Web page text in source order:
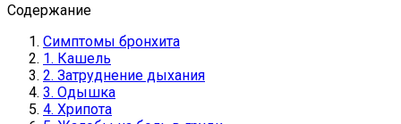
Содержание
Симптомы бронхита
1. Кашель
2. Затруднение дыхания
3. Одышка
4. Хрипота